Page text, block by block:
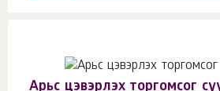
Арьс цэвэрлэх торгомсог